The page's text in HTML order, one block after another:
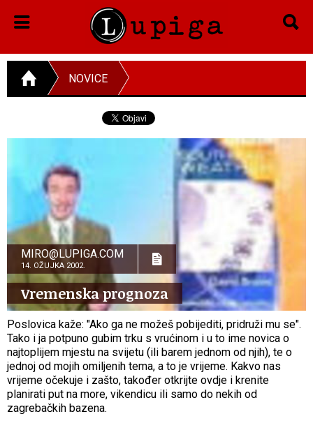
NOVICE
MIRO@LUPIGA.COM
14. OŽUJKA 2002.
Vremenska prognoza
Poslovica kaže: "Ako ga ne možeš pobijediti, pridruži mu se".
Tako i ja potpuno gubim trku s vrućinom i u to ime novica o
najtoplijem mjestu na svijetu (ili barem jednom od njih), te o
jednoj od mojih omiljenih tema, a to je vrijeme. Kakvo nas
vrijeme očekuje i zašto, također otkrijte ovdje i krenite
planirati put na more, vikendicu ili samo do nekih od
zagrebačkih bazena.